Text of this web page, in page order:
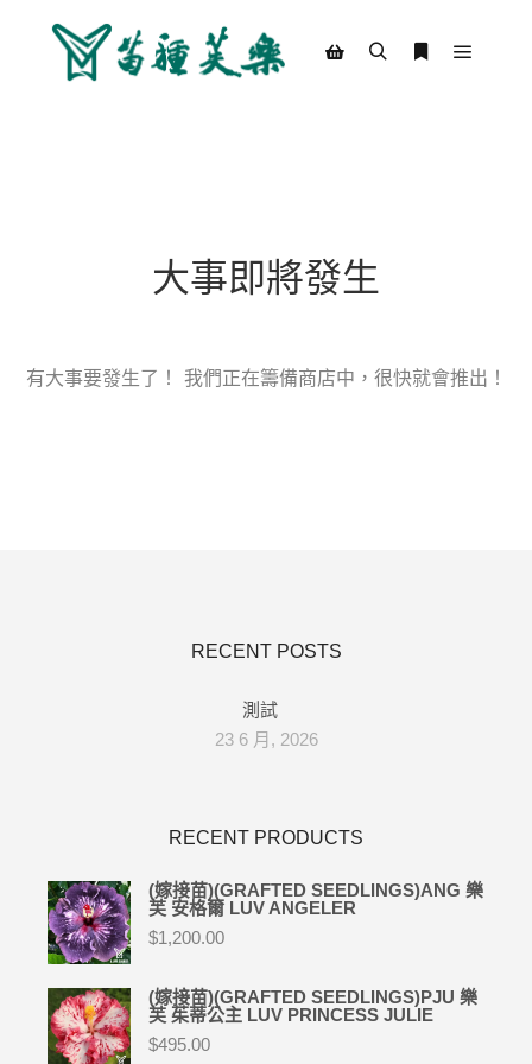
大事即將發生
有大事要發生了！ 我們正在籌備商店中，很快就會推出！
RECENT POSTS
測試
23 6 月, 2026
RECENT PRODUCTS
(嫁接苗)(GRAFTED SEEDLINGS)ANG 樂
芙 安格爾 LUV ANGELER
$1,200.00
(嫁接苗)(GRAFTED SEEDLINGS)PJU 樂
芙 茱蒂公主 LUV PRINCESS JULIE
$495.00